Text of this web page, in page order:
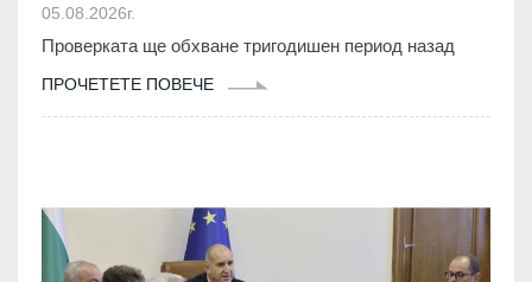
05.08.2026г.
Проверката ще обхване тригодишен период назад
ПРОЧЕТЕТЕ ПОВЕЧЕ